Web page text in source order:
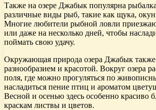
Также на озере Джабык популярна
различные виды рыб, такие как щука,
Многие любители рыбной ловли
или даже на несколько дней, чтобы
поймать свою удачу.
Окружающая природа озера Джабык также
разнообразием и красотой. Вокруг озера
поля, где можно прогуляться по
насладиться пение птиц и ароматом
Весной и осенью здесь особенно красиво
краскам листвы и цветов.